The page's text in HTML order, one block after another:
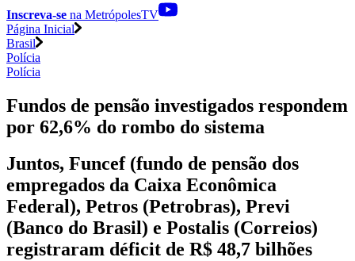
Inscreva-se na MetrópolesTV
Página Inicial
Brasil
Polícia
Polícia
Fundos de pensão investigados respondem
por 62,6% do rombo do sistema
Juntos, Funcef (fundo de pensão dos
empregados da Caixa Econômica
Federal), Petros (Petrobras), Previ
(Banco do Brasil) e Postalis (Correios)
registraram déficit de R$ 48,7 bilhões